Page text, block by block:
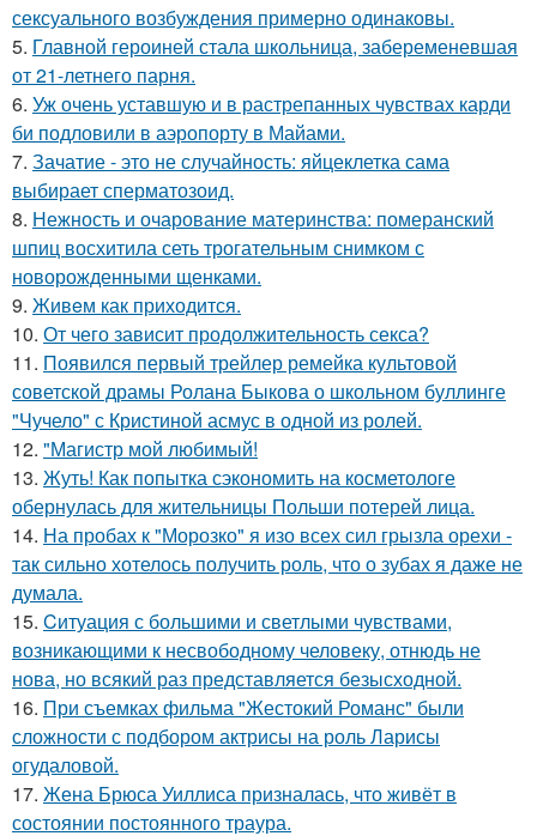
сексуального возбуждения примерно одинаковы.
5. Главной героиней стала школьница, забеременевшая
от 21-летнего парня.
6. Уж очень уставшую и в растрепанных чувствах карди
би подловили в аэропорту в Майами.
7. Зачатие - это не случайность: яйцеклетка сама
выбирает сперматозоид.
8. Нежность и очарование материнства: померанский
шпиц восхитила сеть трогательным снимком с
новорожденными щенками.
9. Живeм как приходится.
10. От чего зависит продолжительность секса?
11. Появился первый трейлер ремейка культовой
советской драмы Ролана Быкова о школьном буллинге
"Чучело" с Кристиной асмус в одной из ролей.
12. "Магистр мой любимый!
13. Жуть! Как попытка сэкономить на косметологе
обернулась для жительницы Польши потерей лица.
14. На пробах к "Морозко" я изо всех сил грызла орехи -
так сильно хотелось получить роль, что о зубах я даже не
думала.
15. Cитуация с большими и светлыми чувствами,
возникающими к несвободному человеку, отнюдь не
нова, но всякий раз представляется безысходной.
16. При съемках фильма "Жестокий Романс" были
сложности с подбором актрисы на роль Ларисы
огудаловой.
17. Жена Брюса Уиллиса призналась, что живёт в
состоянии постоянного траура.